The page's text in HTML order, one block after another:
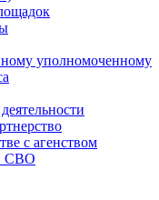
уполномоченному
с агенством
СВО